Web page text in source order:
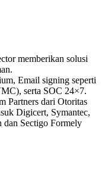
memberikan solusi
Email signing seperti
serta SOC 24×7.
Partners dari Otoritas
Digicert, Symantec,
Sectigo Formely